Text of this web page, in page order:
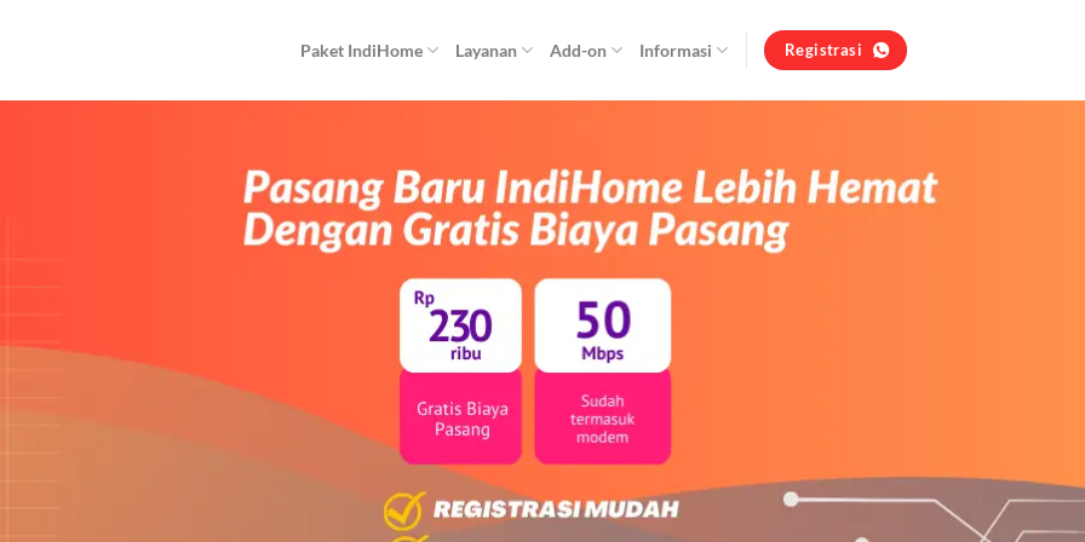
Paket IndiHome Layanan Add-on Informasi Registrasi